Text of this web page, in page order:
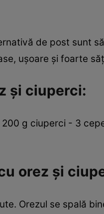
de post sunt
uşoare şi foarte
şi ciuperci:
g ciuperci - 3
orez şi
Orezul se spală